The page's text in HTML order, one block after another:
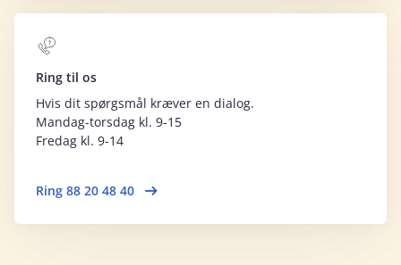
Ring til os
Hvis dit spørgsmål kræver en dialog.
Mandag-torsdag kl. 9-15
Fredag kl. 9-14
Ring 88 20 48 40